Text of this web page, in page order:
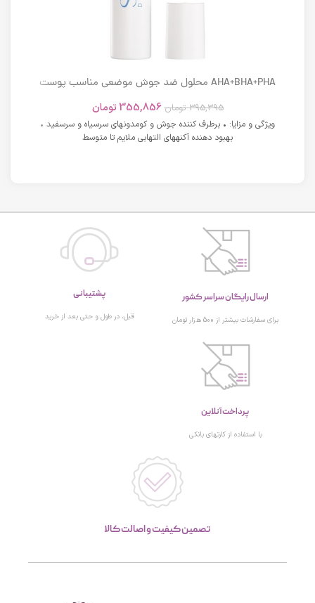
AHA+BHA+PHA محلول ضد جوش موضعی مناسب پوست
395,395 تومان 355,856 تومان
ویژگی و مزایا: • برطرف کننده جوش و کومدونهای سرسیاه و سرسفید •
بهبود دهنده آکنههای التهابی ملایم تا متوسط
ارسال رایگان سراسر کشور
برای سفارشات بیشتر از 500 هزار تومان
پشتیبانی
قبل، در طول و حتی بعد از خرید
پرداخت آنلاین
با استفاده از کارتهای بانکی
تصمین کیفیت و اصالت کالا